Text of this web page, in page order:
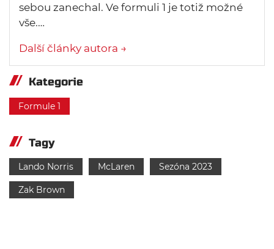
sebou zanechal. Ve formuli 1 je totiž možné
vše.…
Další články autora →
Kategorie
Formule 1
Tagy
Lando Norris McLaren Sezóna 2023
Zak Brown